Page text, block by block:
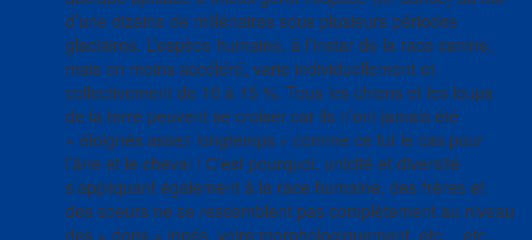
d’une dizaine de millénaires sous plusieurs périodes
glaciaires. L’espèce humaine, à l’instar de la race canine,
mais en moins accéléré, varie individuellement et
collectivement de 10 à 15 %. Tous les chiens et les loups
de la terre peuvent se croiser car ils n’ont jamais été
« éloignés assez longtemps » comme ce fut le cas pour
l’âne et le cheval ! C’est pourquoi, unicité et diversité
s’appliquant également à la race humaine, des frères et
des soeurs ne se ressemblent pas complètement au niveau
des « dons » innés, voire morphologiquement, etc… etc…